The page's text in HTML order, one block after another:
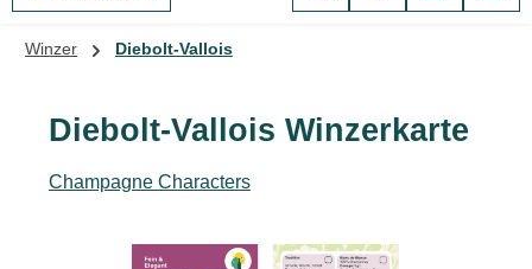
Winzer Diebolt-Vallois
Diebolt-Vallois Winzerkarte
Champagne Characters
Bildergalerie überspringen